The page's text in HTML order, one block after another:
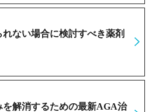
ない場合に検討すべき薬剤
を解消するための最新AGA治